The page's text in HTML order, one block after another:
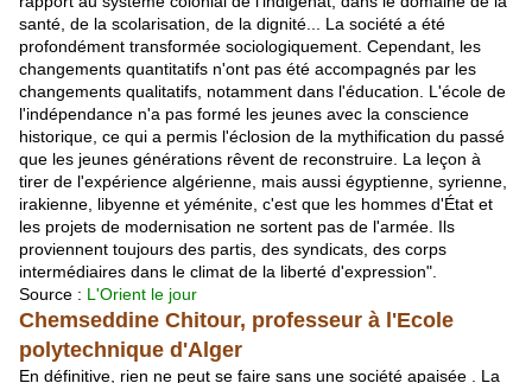
santé, de la scolarisation, de la dignité... La société a été
profondément transformée sociologiquement. Cependant, les
changements quantitatifs n'ont pas été accompagnés par les
changements qualitatifs, notamment dans l'éducation. L'école de
l'indépendance n'a pas formé les jeunes avec la conscience
historique, ce qui a permis l'éclosion de la mythification du passé
que les jeunes générations rêvent de reconstruire. La leçon à
tirer de l'expérience algérienne, mais aussi égyptienne, syrienne,
irakienne, libyenne et yéménite, c'est que les hommes d'État et
les projets de modernisation ne sortent pas de l'armée. Ils
proviennent toujours des partis, des syndicats, des corps
intermédiaires dans le climat de la liberté d'expression".
Source : L'Orient le jour
Chemseddine Chitour, professeur à l'Ecole
polytechnique d'Alger
En définitive, rien ne peut se faire sans une société apaisée . La